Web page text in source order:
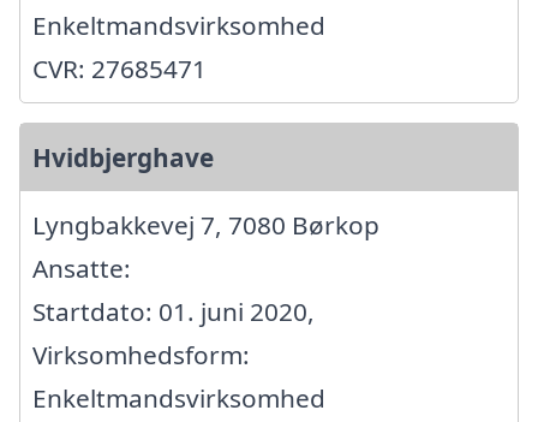
Enkeltmandsvirksomhed
CVR: 27685471
Hvidbjerghave
Lyngbakkevej 7, 7080 Børkop
Ansatte:
Startdato: 01. juni 2020,
Virksomhedsform:
Enkeltmandsvirksomhed